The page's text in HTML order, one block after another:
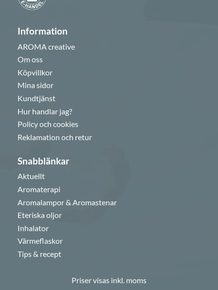
Information
AROMA creative
Om oss
Köpvillkor
Mina sidor
Kundtjänst
Hur handlar jag?
Policy och cookies
Reklamation och retur
Snabblänkar
Aktuellt
Aromaterapi
Aromalampor & Aromastenar
Eteriska oljor
Inhalator
Värmeflaskor
Tips & recept
Priser visas inkl. moms